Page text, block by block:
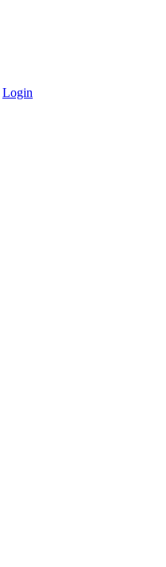
Login